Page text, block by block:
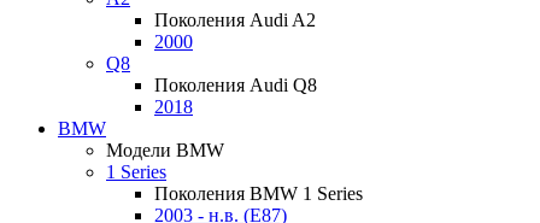
Поколения Audi A2
2000
Q8
Поколения Audi Q8
2018
BMW
Модели BMW
1 Series
Поколения BMW 1 Series
2003 - н.в. (E87)